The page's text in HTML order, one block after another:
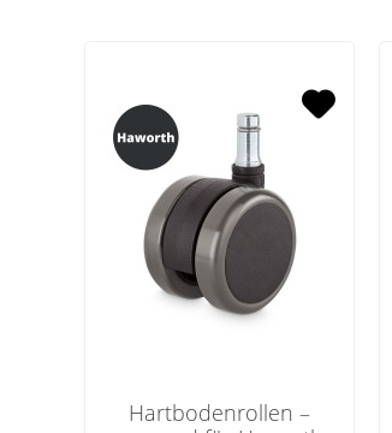
Hartbodenrollen –